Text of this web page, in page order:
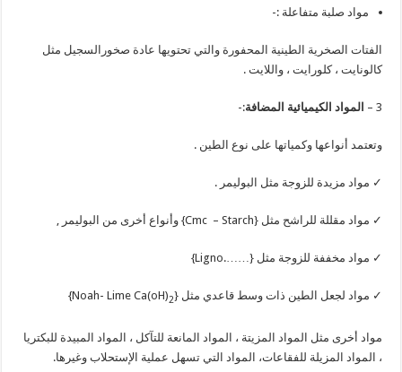
مواد صلبة متفاعلة :-
الفتات الصخرية الطينية المحفورة والتي تحتويها عادة صخورالسجيل مثل
كالونايت ، كلورايت ، واللايت .
3 – المواد الكيميائية المضافة:-
وتعتمد أنواعها وكمياتها على نوع الطين .
✓ مواد مزيدة للزوجة مثل البوليمر .
✓ مواد مقللة للراشح مثل {Cmc – Starch} وأنواع أخرى من البوليمر ,
✓ مواد مخففة للزوجة مثل {…….Ligno}
✓ مواد لجعل الطين ذات وسط قاعدي مثل {Noah- Lime Ca(oH)2
}
مواد أخرى مثل المواد المزيتة ، المواد المانعة للتآكل ، المواد المبيدة للبكتريا
، المواد المزيلة للفقاعات، المواد التي تسهل عملية الإستحلاب وغيرها.